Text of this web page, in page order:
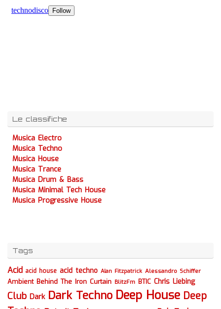
Le classifiche
Musica Electro
Musica Techno
Musica House
Musica Trance
Musica Drum & Bass
Musica Minimal Tech House
Musica Progressive House
Tags
Acid acid house acid techno Alan Fitzpatrick Alessandro Schiffer
Ambient Behind The Iron Curtain BlitzFm BTIC Chris Liebing
Club Dark Dark Techno Deep House Deep